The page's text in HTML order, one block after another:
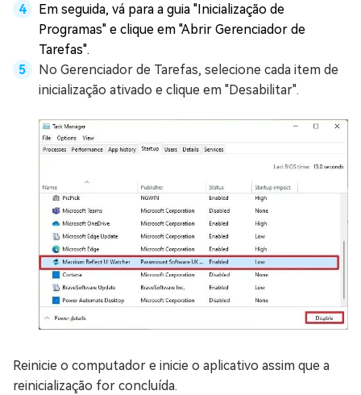
Em seguida, vá para a guia "Inicialização de
Programas" e clique em "Abrir Gerenciador de
Tarefas".
No Gerenciador de Tarefas, selecione cada item de
inicialização ativado e clique em "Desabilitar".
Reinicie o computador e inicie o aplicativo assim que a
reinicialização for concluída.